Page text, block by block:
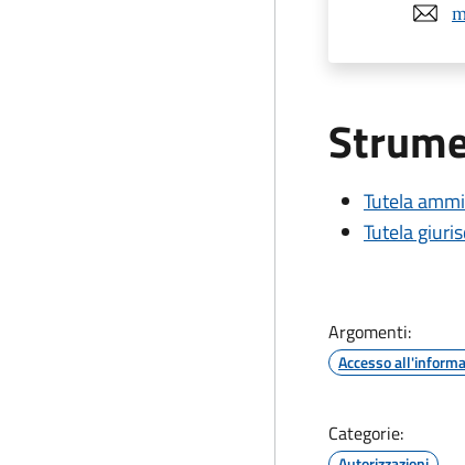
Tutela
Tutela
Argomenti:
Accesso
Categorie: